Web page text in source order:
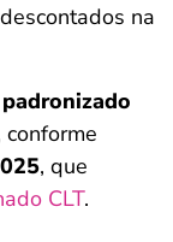
na
, que
CLT.